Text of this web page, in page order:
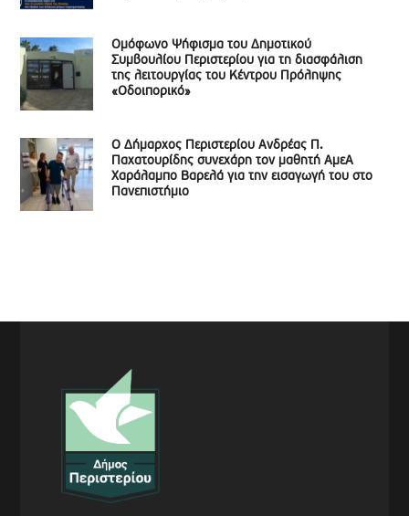
Ομόφωνο Ψήφισμα του Δημοτικού
Συμβουλίου Περιστερίου για τη διασφάλιση
της λειτουργίας του Κέντρου Πρόληψης
«Οδοιπορικό»
Ο Δήμαρχος Περιστερίου Ανδρέας Π.
Παχατουρίδης συνεχάρη τον μαθητή ΑμεΑ
Χαράλαμπο Βαρελά για την εισαγωγή του στο
Πανεπιστήμιο